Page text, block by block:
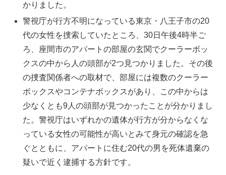
かりました。
警視庁が行方不明になっている東京・八王子市の20
代の女性を捜索していたところ、30日午後4時半ご
ろ、座間市のアパートの部屋の玄関でクーラーボッ
クスの中から人の頭部が2つ見つかりました。その後
の捜査関係者への取材で、部屋には複数のクーラー
ボックスやコンテナボックスがあり、この中からは
少なくとも9人の頭部が見つかったことが分かりまし
た。警視庁はいずれかの遺体が行方が分からなくな
っている女性の可能性が高いとみて身元の確認を急
ぐとともに、アパートに住む20代の男を死体遺棄の
疑いで近く逮捕する方針です。